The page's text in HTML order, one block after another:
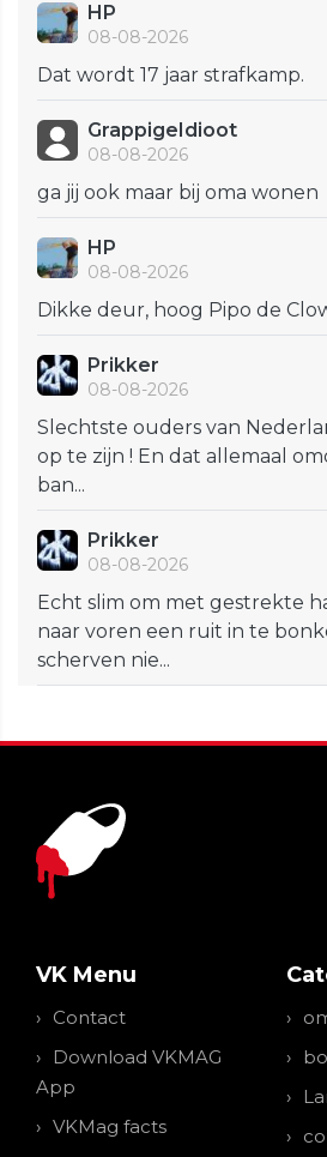
HP
08-08-2026
Dat wordt 17 jaar strafkamp.
GrappigeIdioot
08-08-2026
ga jij ook maar bij oma wonen
HP
08-08-2026
Dikke deur, hoog Pipo de
Prikker
08-08-2026
Slechtste ouders van
op te zijn ! En dat allemaal
ban...
Prikker
08-08-2026
Echt slim om met gestrekte
naar voren een ruit in te
scherven nie...
VK Menu
Contact
Download VKMAG
App
VKMag facts